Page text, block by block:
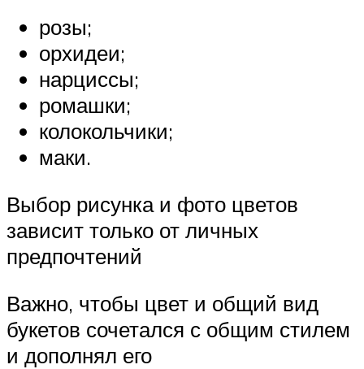
розы;
орхидеи;
нарциссы;
ромашки;
колокольчики;
маки.
Выбор рисунка и фото цветов
зависит только от личных
предпочтений
Важно, чтобы цвет и общий вид
букетов сочетался с общим стилем
и дополнял его